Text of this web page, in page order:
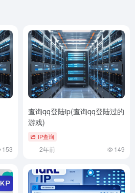
153
查询qq登陆ip(查询qq登陆过的
游戏)
IP查询
2年前 149